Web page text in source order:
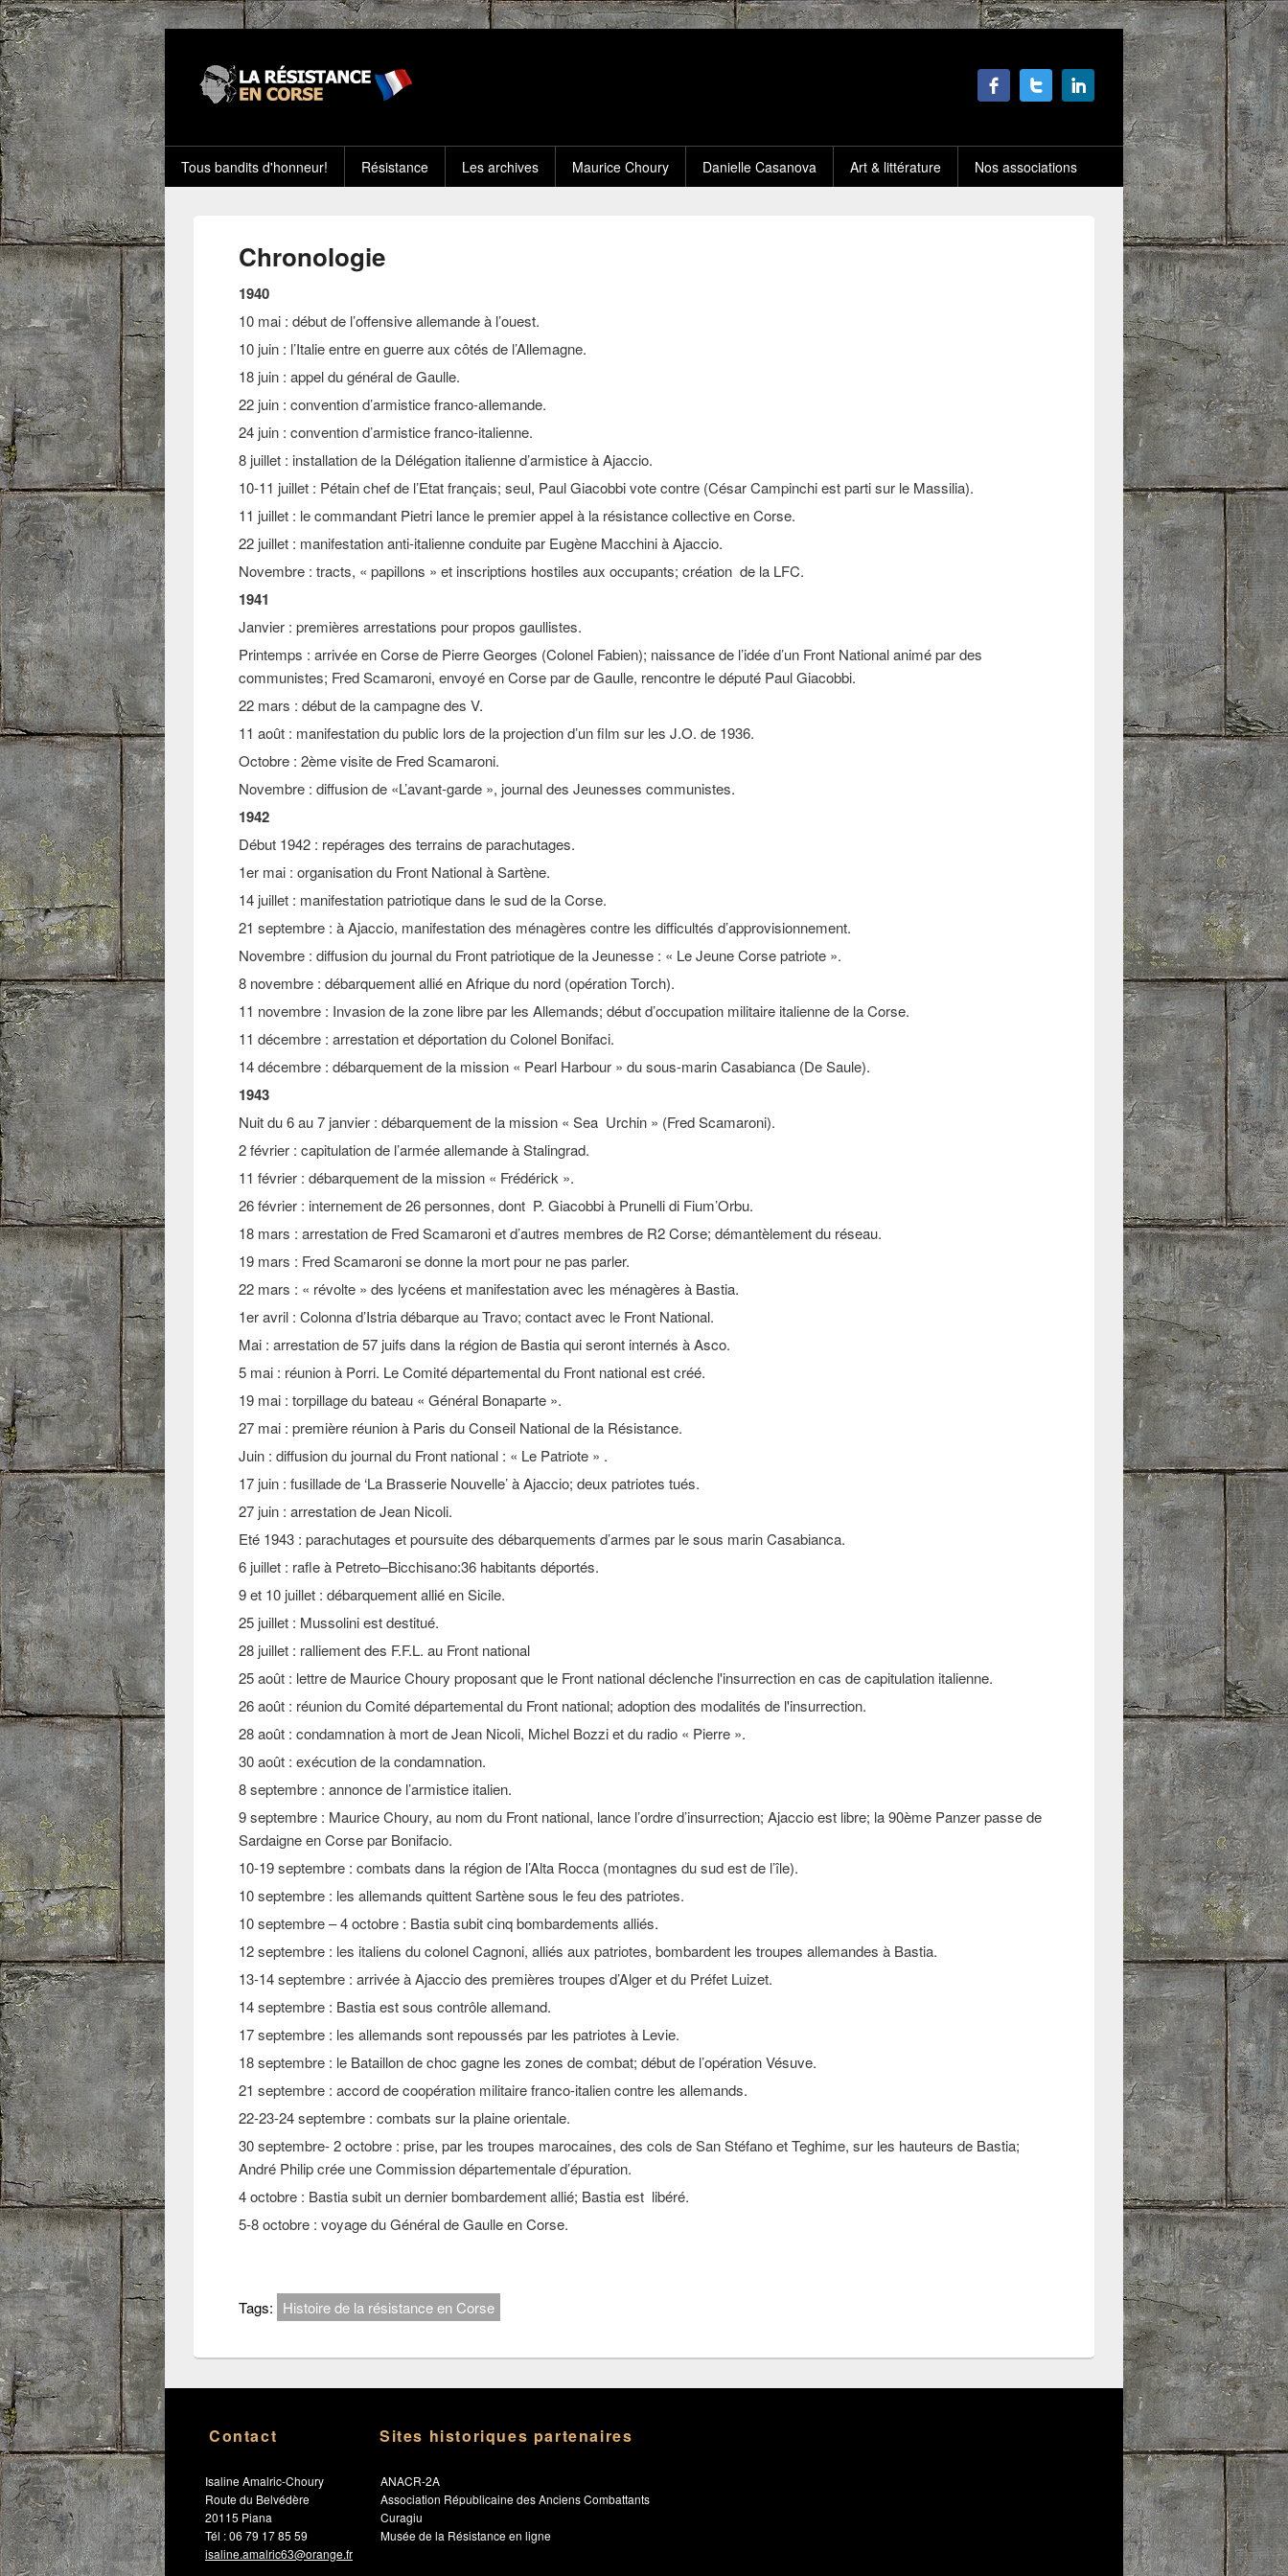
Tous bandits d'honneur! Résistance Les archives Maurice Choury Danielle Casanova Art & littérature Nos associations
Chronologie
1940
10 mai : début de l’offensive allemande à l’ouest.
10 juin : l’Italie entre en guerre aux côtés de l’Allemagne.
18 juin : appel du général de Gaulle.
22 juin : convention d’armistice franco-allemande.
24 juin : convention d’armistice franco-italienne.
8 juillet : installation de la Délégation italienne d’armistice à Ajaccio.
10-11 juillet : Pétain chef de l’Etat français; seul, Paul Giacobbi vote contre (César Campinchi est parti sur le Massilia).
11 juillet : le commandant Pietri lance le premier appel à la résistance collective en Corse.
22 juillet : manifestation anti-italienne conduite par Eugène Macchini à Ajaccio.
Novembre : tracts, « papillons » et inscriptions hostiles aux occupants; création de la LFC.
1941
Janvier : premières arrestations pour propos gaullistes.
Printemps : arrivée en Corse de Pierre Georges (Colonel Fabien); naissance de l’idée d’un Front National animé par des
communistes; Fred Scamaroni, envoyé en Corse par de Gaulle, rencontre le député Paul Giacobbi.
22 mars : début de la campagne des V.
11 août : manifestation du public lors de la projection d’un film sur les J.O. de 1936.
Octobre : 2ème visite de Fred Scamaroni.
Novembre : diffusion de «L’avant-garde », journal des Jeunesses communistes.
1942
Début 1942 : repérages des terrains de parachutages.
1er mai : organisation du Front National à Sartène.
14 juillet : manifestation patriotique dans le sud de la Corse.
21 septembre : à Ajaccio, manifestation des ménagères contre les difficultés d’approvisionnement.
Novembre : diffusion du journal du Front patriotique de la Jeunesse : « Le Jeune Corse patriote ».
8 novembre : débarquement allié en Afrique du nord (opération Torch).
11 novembre : Invasion de la zone libre par les Allemands; début d’occupation militaire italienne de la Corse.
11 décembre : arrestation et déportation du Colonel Bonifaci.
14 décembre : débarquement de la mission « Pearl Harbour » du sous-marin Casabianca (De Saule).
1943
Nuit du 6 au 7 janvier : débarquement de la mission « Sea Urchin » (Fred Scamaroni).
2 février : capitulation de l’armée allemande à Stalingrad.
11 février : débarquement de la mission « Frédérick ».
26 février : internement de 26 personnes, dont P. Giacobbi à Prunelli di Fium’Orbu.
18 mars : arrestation de Fred Scamaroni et d’autres membres de R2 Corse; démantèlement du réseau.
19 mars : Fred Scamaroni se donne la mort pour ne pas parler.
22 mars : « révolte » des lycéens et manifestation avec les ménagères à Bastia.
1er avril : Colonna d’Istria débarque au Travo; contact avec le Front National.
Mai : arrestation de 57 juifs dans la région de Bastia qui seront internés à Asco.
5 mai : réunion à Porri. Le Comité départemental du Front national est créé.
19 mai : torpillage du bateau « Général Bonaparte ».
27 mai : première réunion à Paris du Conseil National de la Résistance.
Juin : diffusion du journal du Front national : « Le Patriote » .
17 juin : fusillade de ‘La Brasserie Nouvelle’ à Ajaccio; deux patriotes tués.
27 juin : arrestation de Jean Nicoli.
Eté 1943 : parachutages et poursuite des débarquements d’armes par le sous marin Casabianca.
6 juillet : rafle à Petreto–Bicchisano:36 habitants déportés.
9 et 10 juillet : débarquement allié en Sicile.
25 juillet : Mussolini est destitué.
28 juillet : ralliement des F.F.L. au Front national
25 août : lettre de Maurice Choury proposant que le Front national déclenche l'insurrection en cas de capitulation italienne.
26 août : réunion du Comité départemental du Front national; adoption des modalités de l'insurrection.
28 août : condamnation à mort de Jean Nicoli, Michel Bozzi et du radio « Pierre ».
30 août : exécution de la condamnation.
8 septembre : annonce de l’armistice italien.
9 septembre : Maurice Choury, au nom du Front national, lance l’ordre d’insurrection; Ajaccio est libre; la 90ème Panzer passe de
Sardaigne en Corse par Bonifacio.
10-19 septembre : combats dans la région de l’Alta Rocca (montagnes du sud est de l’île).
10 septembre : les allemands quittent Sartène sous le feu des patriotes.
10 septembre – 4 octobre : Bastia subit cinq bombardements alliés.
12 septembre : les italiens du colonel Cagnoni, alliés aux patriotes, bombardent les troupes allemandes à Bastia.
13-14 septembre : arrivée à Ajaccio des premières troupes d’Alger et du Préfet Luizet.
14 septembre : Bastia est sous contrôle allemand.
17 septembre : les allemands sont repoussés par les patriotes à Levie.
18 septembre : le Bataillon de choc gagne les zones de combat; début de l’opération Vésuve.
21 septembre : accord de coopération militaire franco-italien contre les allemands.
22-23-24 septembre : combats sur la plaine orientale.
30 septembre- 2 octobre : prise, par les troupes marocaines, des cols de San Stéfano et Teghime, sur les hauteurs de Bastia;
André Philip crée une Commission départementale d’épuration.
4 octobre : Bastia subit un dernier bombardement allié; Bastia est libéré.
5-8 octobre : voyage du Général de Gaulle en Corse.
Tags: Histoire de la résistance en Corse
Contact
Isaline Amalric-Choury
Route du Belvédère
20115 Piana
Tél : 06 79 17 85 59
isaline.amalric63@orange.fr
Sites historiques partenaires
ANACR-2A
Association Républicaine des Anciens Combattants
Curagiu
Musée de la Résistance en ligne